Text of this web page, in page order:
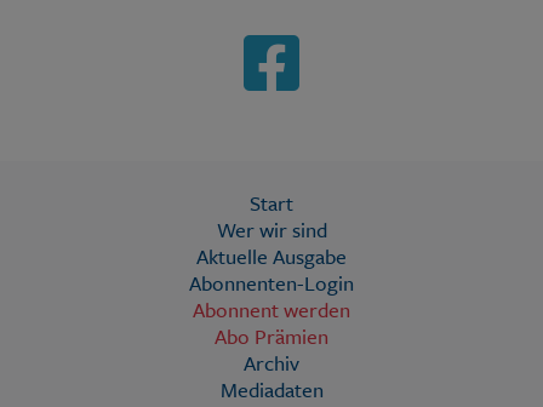
Start
Wer wir sind
Aktuelle Ausgabe
Abonnenten-Login
Abonnent werden
Abo Prämien
Archiv
Mediadaten